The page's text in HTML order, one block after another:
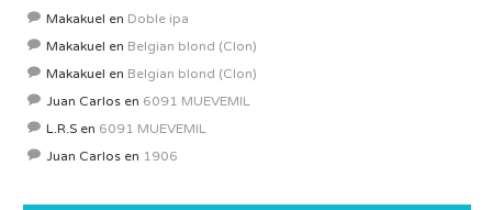
Makakuel en Doble ipa
Makakuel en Belgian blond (Clon)
Makakuel en Belgian blond (Clon)
Juan Carlos en 6091 MUEVEMIL
L.R.S en 6091 MUEVEMIL
Juan Carlos en 1906